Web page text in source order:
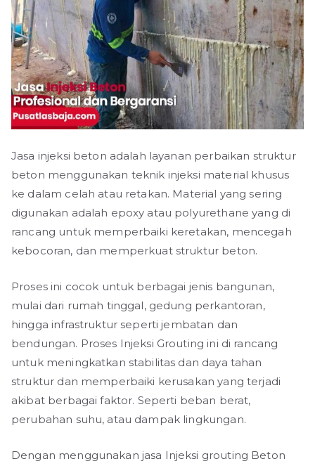
Jasa injeksi beton adalah layanan perbaikan struktur
beton menggunakan teknik injeksi material khusus
ke dalam celah atau retakan. Material yang sering
digunakan adalah epoxy atau polyurethane yang di
rancang untuk memperbaiki keretakan, mencegah
kebocoran, dan memperkuat struktur beton.
Proses ini cocok untuk berbagai jenis bangunan,
mulai dari rumah tinggal, gedung perkantoran,
hingga infrastruktur seperti jembatan dan
bendungan. Proses Injeksi Grouting ini di rancang
untuk meningkatkan stabilitas dan daya tahan
struktur dan memperbaiki kerusakan yang terjadi
akibat berbagai faktor. Seperti beban berat,
perubahan suhu, atau dampak lingkungan.
Dengan menggunakan jasa Injeksi grouting Beton